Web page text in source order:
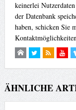
keinerlei
der Datenbank
haben, schicken Sie
ÄHNLICHE